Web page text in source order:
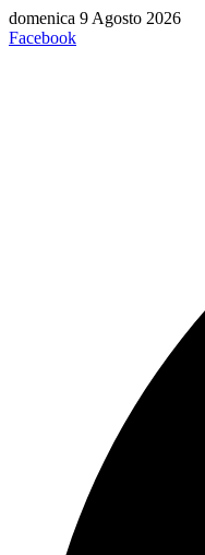
Vai
al
domenica 9 Agosto 2026
Facebook